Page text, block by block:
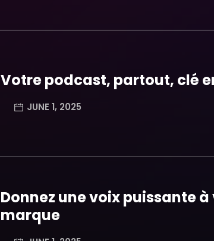
Votre podcast, partout, clé
JUNE 1, 2025
Donnez une voix puissante
marque